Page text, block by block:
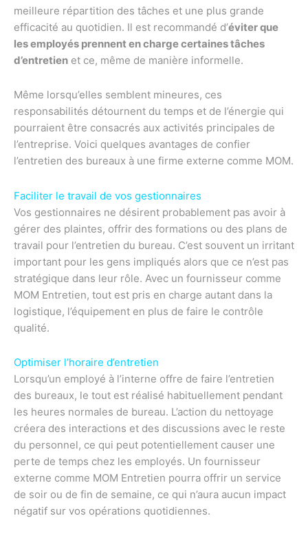
meilleure répartition des tâches et une plus grande
efficacité au quotidien. Il est recommandé d’éviter que
les employés prennent en charge certaines tâches
d’entretien et ce, même de manière informelle.
Même lorsqu’elles semblent mineures, ces
responsabilités détournent du temps et de l’énergie qui
pourraient être consacrés aux activités principales de
l’entreprise. Voici quelques avantages de confier
l’entretien des bureaux à une firme externe comme MOM.
Faciliter le travail de vos gestionnaires
Vos gestionnaires ne désirent probablement pas avoir à
gérer des plaintes, offrir des formations ou des plans de
travail pour l’entretien du bureau. C’est souvent un irritant
important pour les gens impliqués alors que ce n’est pas
stratégique dans leur rôle. Avec un fournisseur comme
MOM Entretien, tout est pris en charge autant dans la
logistique, l’équipement en plus de faire le contrôle
qualité.
Optimiser l’horaire d’entretien
Lorsqu’un employé à l’interne offre de faire l’entretien
des bureaux, le tout est réalisé habituellement pendant
les heures normales de bureau. L’action du nettoyage
créera des interactions et des discussions avec le reste
du personnel, ce qui peut potentiellement causer une
perte de temps chez les employés. Un fournisseur
externe comme MOM Entretien pourra offrir un service
de soir ou de fin de semaine, ce qui n’aura aucun impact
négatif sur vos opérations quotidiennes.